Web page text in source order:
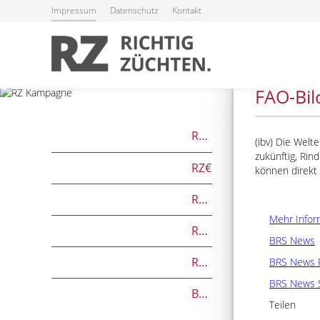
Impressum Datenschutz Kontakt
RZG
RZ€
RZÖko
RZFutterEffizienz
RZGesund
Beef on Dairy-Zuchtwerte
FAO-
(ibv) Die
zukünftig,
können direkt
Mehr
BRS News
BRS News
BRS News
Teilen